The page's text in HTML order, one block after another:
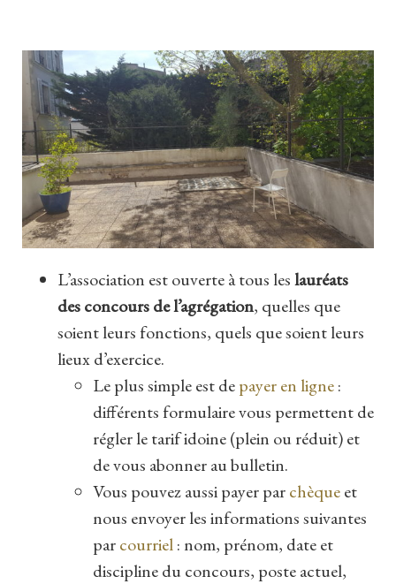
L’association est ouverte à tous leslauréats
des concours de l’agrégation, quelles que
soient leurs fonctions, quels que soient leurs
lieux d’exercice.
Le plus simple est depayer en ligne:
différents formulaire vous permettent de
régler le tarif idoine (plein ou réduit) et
de vous abonner au bulletin.
Vous pouvez aussi payer parchèqueet
nous envoyer les informations suivantes
parcourriel: nom, prénom, date et
discipline du concours, poste actuel,